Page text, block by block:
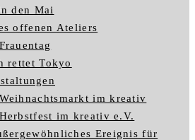
den Mai
offenen Ateliers
rettet Tokyo
im kreativ
im kreativ e.V.
Ereignis für